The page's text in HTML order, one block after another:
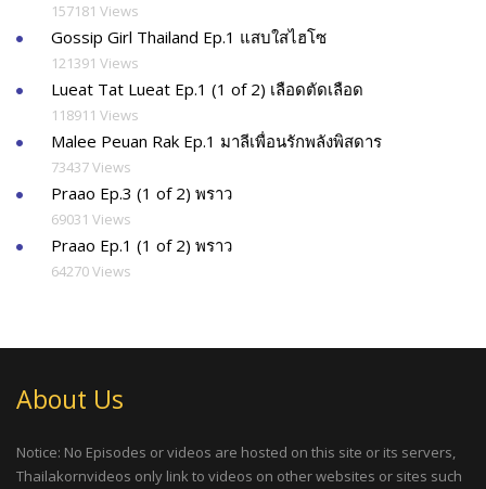
157181 Views
Gossip Girl Thailand Ep.1 แสบใสไฮโซ
121391 Views
Lueat Tat Lueat Ep.1 (1 of 2) เลือดตัดเลือด
118911 Views
Malee Peuan Rak Ep.1 มาลีเพื่อนรักพลังพิสดาร
73437 Views
Praao Ep.3 (1 of 2) พราว
69031 Views
Praao Ep.1 (1 of 2) พราว
64270 Views
About Us
Notice: No Episodes or videos are hosted on this site or its servers,
Thailakornvideos only link to videos on other websites or sites such